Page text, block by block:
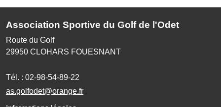
Association Sportive du Golf de l'Odet
Route du Golf
29950 CLOHARS FOUESNANT
Tél. : 02-98-54-89-22
as.golfodet@orange.fr